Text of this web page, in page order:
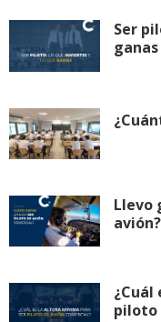
Ser
ganas
Llevo
avión?
piloto